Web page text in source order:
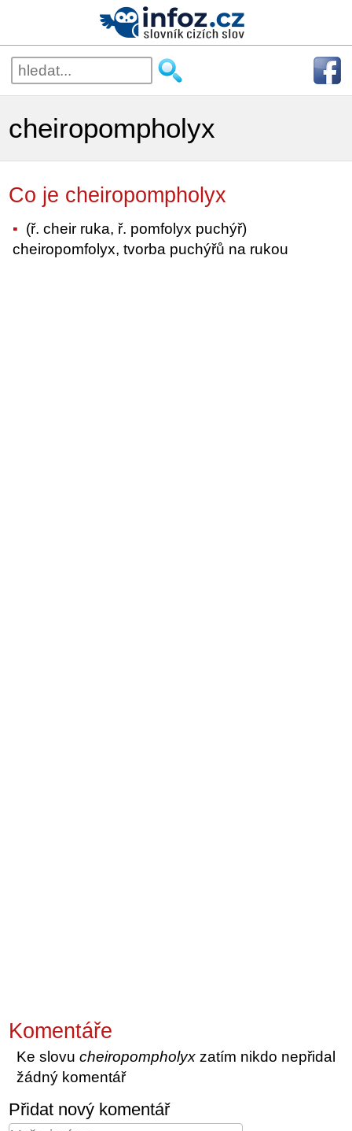
cheiropompholyx
Co je cheiropompholyx
(ř. cheir ruka, ř. pomfolyx puchýř)
cheiropomfolyx, tvorba puchýřů na rukou
Komentáře
Ke slovucheiropompholyx zatím nikdo nepřidal
žádný komentář
Přidat nový komentář